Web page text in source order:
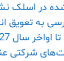
در اسلک
به تعویق
شرکتی